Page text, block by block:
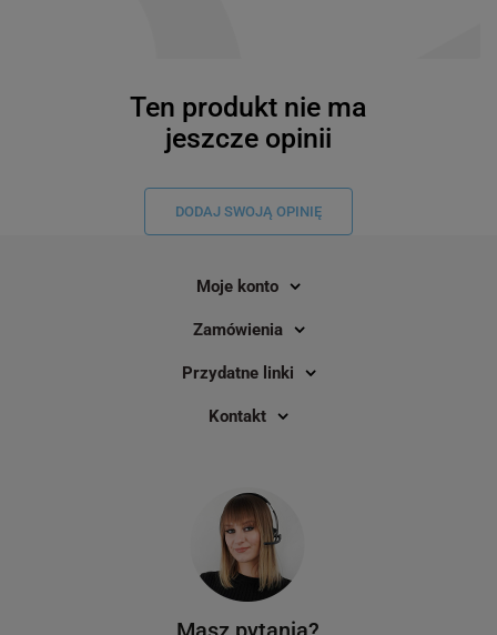
Ten produkt nie ma
jeszcze opinii
DODAJ SWOJĄ OPINIĘ
Moje konto
Zamówienia
Przydatne linki
Kontakt